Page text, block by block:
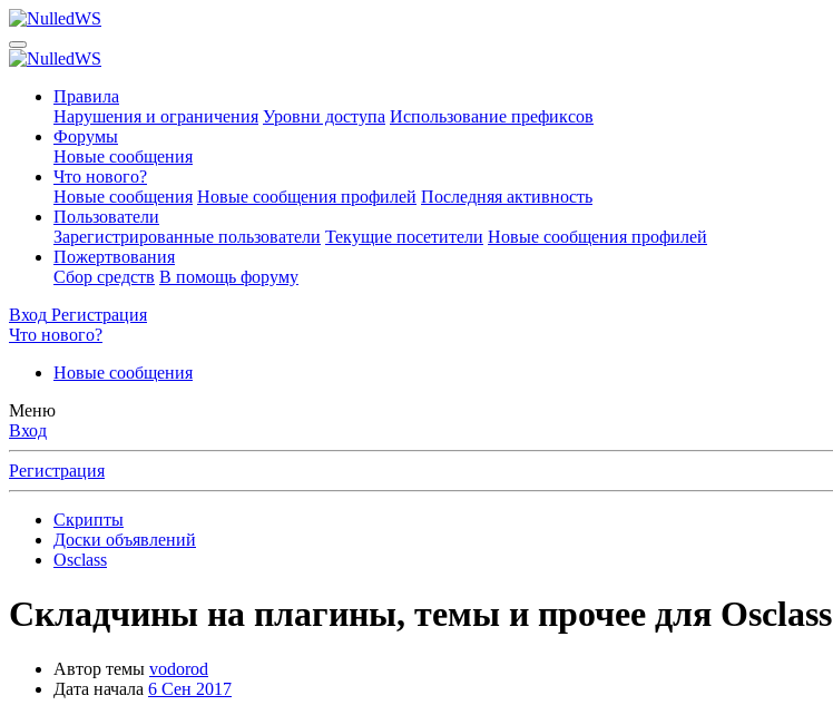
Правила
Нарушения и ограничения Уровни доступа Использование префиксов
Форумы
Новые сообщения
Что нового?
Новые сообщения Новые сообщения профилей Последняя активность
Пользователи
Зарегистрированные пользователи Текущие посетители Новые сообщения профилей
Пожертвования
Сбор средств В помощь форуму
Вход Регистрация
Что нового?
Новые сообщения
Меню
Вход
Регистрация
Скрипты
Доски объявлений
Osclass
Складчины на плагины, темы и прочее для Osclass
Автор темы vodorod
Дата начала 6 Сен 2017